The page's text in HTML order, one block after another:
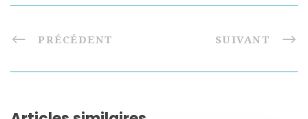
PRÉCÉDENT SUIVANT